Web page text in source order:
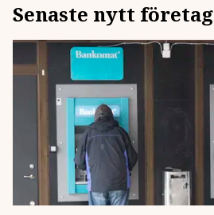
Senaste nytt företag